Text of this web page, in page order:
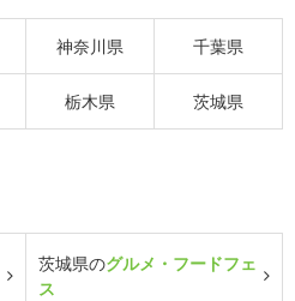
神奈川県 千葉県
栃木県 茨城県
茨城県のグルメ・フードフェ
ス